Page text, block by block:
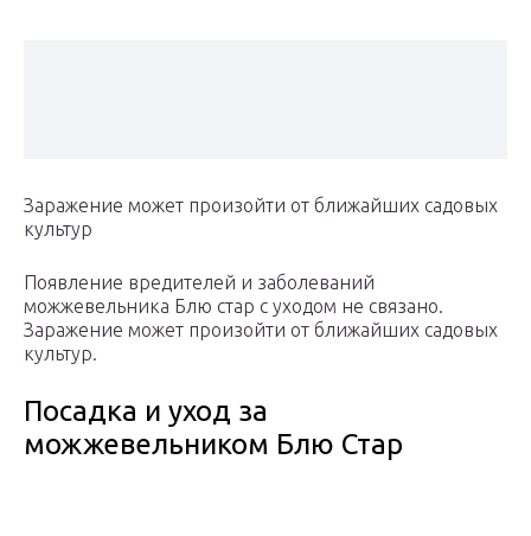
Заражение может произойти от ближайших садовых
культур
Появление вредителей и заболеваний
можжевельника Блю стар с уходом не связано.
Заражение может произойти от ближайших садовых
культур.
Посадка и уход за
можжевельником Блю Стар